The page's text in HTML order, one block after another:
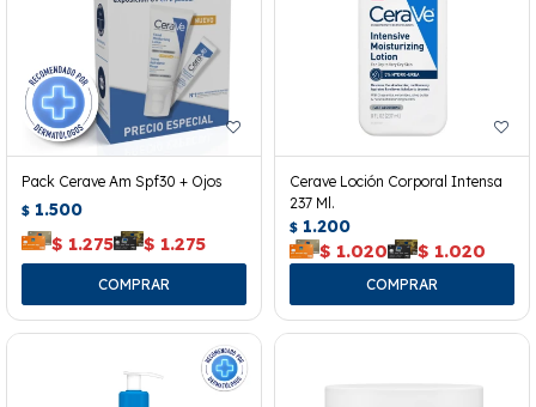
Pack Cerave Am Spf30 + Ojos
$ 1.500
$ 1.275 $ 1.275
Cerave Loción Corporal Intensa
237 Ml.
$ 1.200
$ 1.020 $ 1.020